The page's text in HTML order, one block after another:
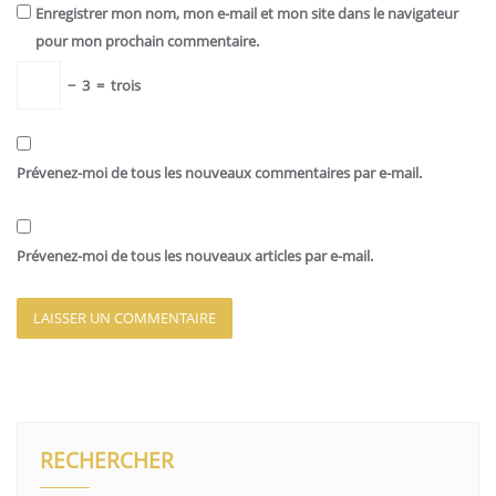
Enregistrer mon nom, mon e-mail et mon site dans le navigateur
pour mon prochain commentaire.
− 3 = trois
Prévenez-moi de tous les nouveaux commentaires par e-mail.
Prévenez-moi de tous les nouveaux articles par e-mail.
RECHERCHER